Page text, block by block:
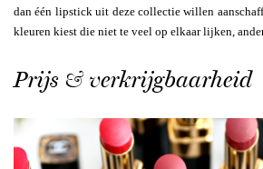
dan één lipstick uit deze collectie willen
kleuren kiest die niet te veel op elkaar lijken,
Prijs & verkrijgbaarheid